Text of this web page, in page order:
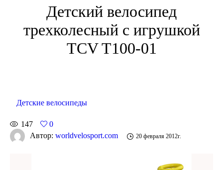
Детский велосипед
трехколесный с игрушкой
TCV T100-01
Детские велосипеды
147
0
Автор: worldvelosport.com 20 февраля 2012г.